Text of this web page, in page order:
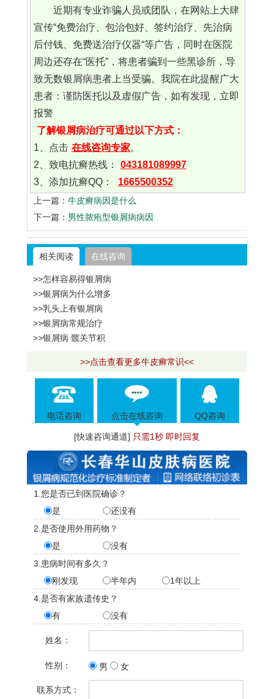
近期有专业诈骗人员或团队，在网站上大肆
宣传“免费治疗、包治包好、签约治疗、先治病
后付钱、免费送治疗仪器“等广告，同时在医院
周边还存在“医托”，将患者骗到一些黑诊所，导
致无数银屑病患者上当受骗。我院在此提醒广大
患者：谨防医托以及虚假广告，如有发现，立即
报警
了解银屑病治疗可通过以下方式：
1、点击 在线咨询专家。
2、致电抗癣热线：
043181089997
3、添加抗癣QQ：
1665500352
上一篇： 牛皮癣病因是什么
下一篇： 男性脓疱型银屑病病因
相关阅读 在线咨询
>>怎样容易得银屑病
>>银屑病为什么增多
>>乳头上有银屑病
>>银屑病常规治疗
>>银屑病 髋关节积
>>点击查看更多牛皮癣常识<<
电话咨询 点击在线咨询 QQ咨询
[快速咨询通道] 只需1秒 即时回复
1.您是否已到医院确诊？
是
还没有
2.是否使用外用药物？
是
没有
3.患病时间有多久？
刚发现
半年内
1年以上
4.是否有家族遗传史？
有
没有
姓名：
性别： 男 女
联系方式：